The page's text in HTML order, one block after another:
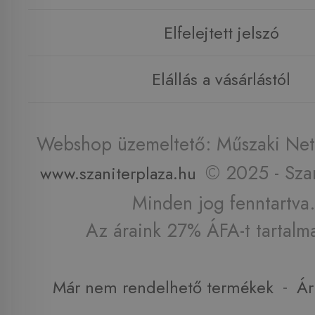
Elfelejtett jelszó
Elállás a vásárlástól
Webshop üzemeltető: Műszaki
www.szaniterplaza.hu © 2025 -
Minden jog fenntartva.
Az áraink 27% ÁFA-t
Már nem rendelhető termékek -